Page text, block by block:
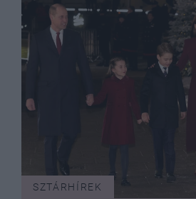
SZTÁRHÍREK